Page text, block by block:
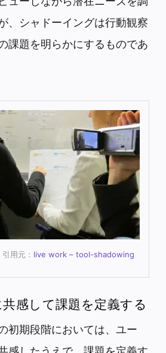
、シャドーイングは行動観察
課題を明らかにするものであ
用元： live work – tool-shadowing
感して課題を定義する
初期段階においては、ユー